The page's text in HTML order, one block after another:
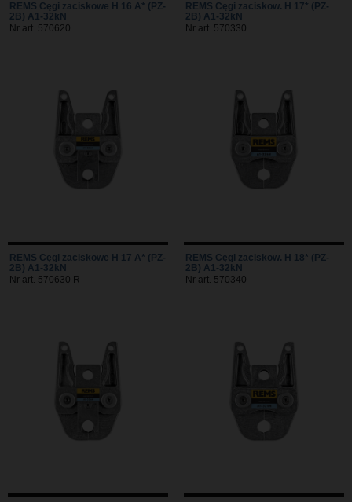
REMS Cęgi zaciskowe H 16 A* (PZ-
2B) A1-32kN
Nr art. 570620
REMS Cęgi zaciskow. H 17* (PZ-
2B) A1-32kN
Nr art. 570330
REMS Cęgi zaciskowe H 17 A* (PZ-
2B) A1-32kN
Nr art. 570630 R
REMS Cęgi zaciskow. H 18* (PZ-
2B) A1-32kN
Nr art. 570340